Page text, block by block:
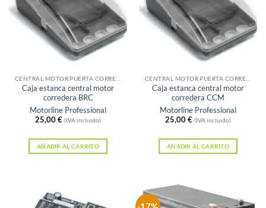
Caja estanca central motor
corredera BRC
Motorline Professional
25,00€ (IVA incluido)
AÑADIR AL CARRITO
Caja estanca central motor
corredera CCM
Motorline Professional
25,00€ (IVA incluido)
AÑADIR AL CARRITO